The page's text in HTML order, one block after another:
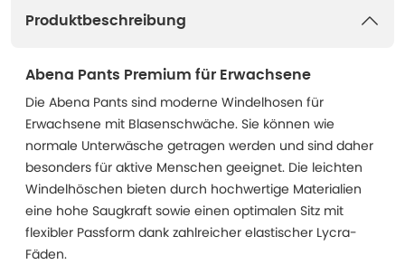
Produktbeschreibung
Abena Pants Premium für Erwachsene
Die Abena Pants sind moderne Windelhosen für
Erwachsene mit Blasenschwäche. Sie können wie
normale Unterwäsche getragen werden und sind daher
besonders für aktive Menschen geeignet. Die leichten
Windelhöschen bieten durch hochwertige Materialien
eine hohe Saugkraft sowie einen optimalen Sitz mit
flexibler Passform dank zahlreicher elastischer Lycra-
Fäden.